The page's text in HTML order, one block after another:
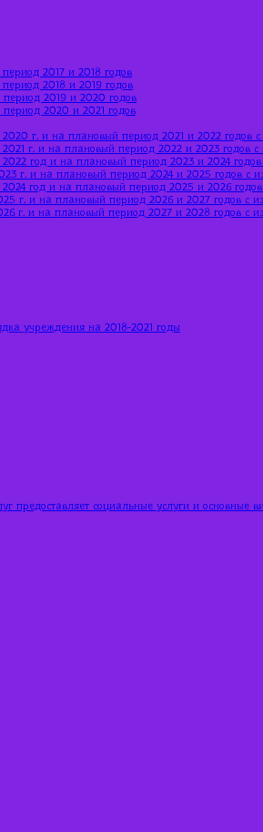
2017 и 2018 годов
2018 и 2019 годов
2019 и 2020 годов
2020 и 2021 годов
г. и на плановый период 2021 и 2022 годов
г. и на плановый период 2022 и 2023 годов
год и на плановый период 2023 и 2024
г. и на плановый период 2024 и 2025 годов с
год и на плановый период 2025 и 2026
г. и на плановый период 2026 и 2027 годов с
г. и на плановый период 2027 и 2028 годов с
учреждения на 2018-2021 годы
предоставляет социальные услуги и основные